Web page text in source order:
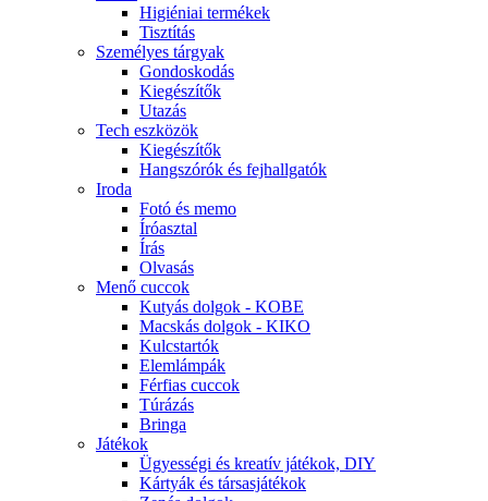
Higiéniai termékek
Tisztítás
Személyes tárgyak
Gondoskodás
Kiegészítők
Utazás
Tech eszközök
Kiegészítők
Hangszórók és fejhallgatók
Iroda
Fotó és memo
Íróasztal
Írás
Olvasás
Menő cuccok
Kutyás dolgok - KOBE
Macskás dolgok - KIKO
Kulcstartók
Elemlámpák
Férfias cuccok
Túrázás
Bringa
Játékok
Ügyességi és kreatív játékok, DIY
Kártyák és társasjátékok